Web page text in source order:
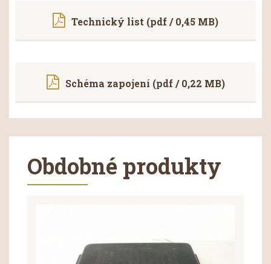
Technický list (pdf / 0,45 MB)
Schéma zapojení (pdf / 0,22 MB)
Obdobné produkty